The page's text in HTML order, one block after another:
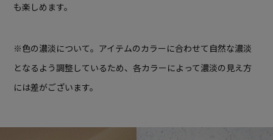
も楽しめます。
※色の濃淡について。アイテムのカラーに合わせて自然な濃淡
となるよう調整しているため、各カラーによって濃淡の見え方
には差がございます。